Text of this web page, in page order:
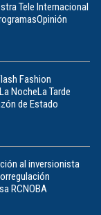
Tele Internacional
Opinión
Fashion
NocheLa Tarde
de Estado
al inversionista
RCNOBA